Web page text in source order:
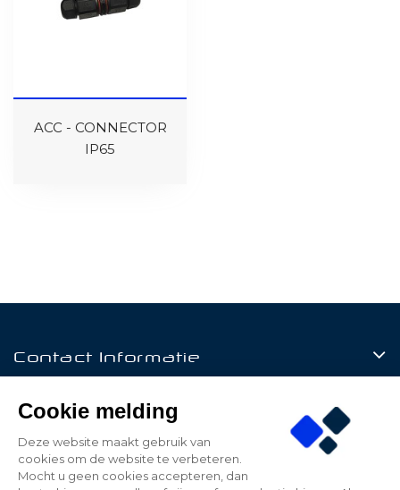
ACC - CONNECTOR
IP65
Contact Informatie
Mijn Account
Cookie melding
Deze website maakt gebruik van
cookies om de website te verbeteren.
Mocht u geen cookies accepteren, dan